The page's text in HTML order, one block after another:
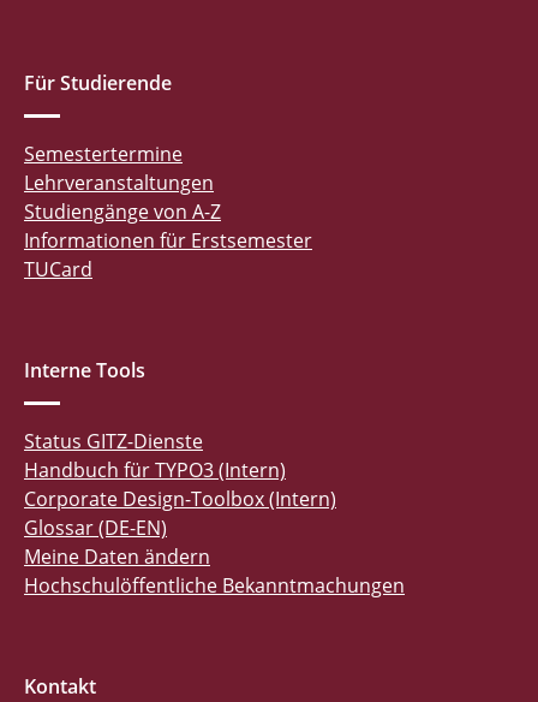
Für Studierende
Semestertermine
Lehrveranstaltungen
Studiengänge von A-Z
Informationen für Erstsemester
TUCard
Interne Tools
Status GITZ-Dienste
Handbuch für TYPO3 (Intern)
Corporate Design-Toolbox (Intern)
Glossar (DE-EN)
Meine Daten ändern
Hochschulöffentliche Bekanntmachungen
Kontakt